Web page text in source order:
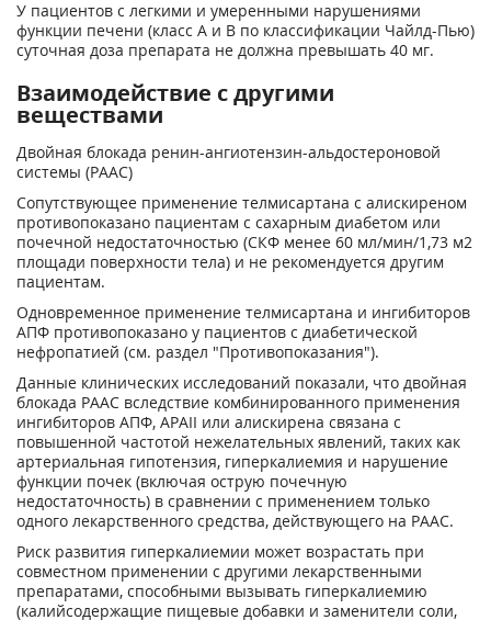
У пациентов с легкими и умеренными нарушениями
функции печени (класс А и В по классификации Чайлд-Пью)
суточная доза препарата не должна превышать 40 мг.
Взаимодействие с другими
веществами
Двойная блокада ренин-ангиотензин-альдостероновой
системы (РААС)
Сопутствующее применение телмисартана с алискиреном
противопоказано пациентам с сахарным диабетом или
почечной недостаточностью (СКФ менее 60 мл/мин/1,73 м2
площади поверхности тела) и не рекомендуется другим
пациентам.
Одновременное применение телмисартана и ингибиторов
АПФ противопоказано у пациентов с диабетической
нефропатией (см. раздел "Противопоказания").
Данные клинических исследований показали, что двойная
блокада РААС вследствие комбинированного применения
ингибиторов АПФ, АРАII или алискирена связана с
повышенной частотой нежелательных явлений, таких как
артериальная гипотензия, гиперкалиемия и нарушение
функции почек (включая острую почечную
недостаточность) в сравнении с применением только
одного лекарственного средства, действующего на РААС.
Риск развития гиперкалиемии может возрастать при
совместном применении с другими лекарственными
препаратами, способными вызывать гиперкалиемию
(калийсодержащие пищевые добавки и заменители соли,